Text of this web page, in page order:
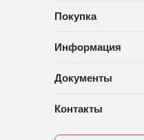
Покупка
Информация
Документы
Контакты